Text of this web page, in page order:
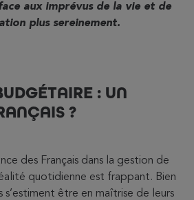
aux imprévus de la vie et de
plus sereinement.
: UN
?
des Français dans la gestion de
quotidienne est frappant. Bien
s’estiment être en maîtrise de leurs